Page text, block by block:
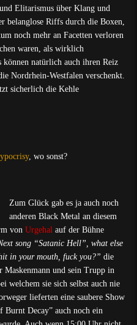
Elitarismus über Klang und
belanglose Riffs durch die Boxen,
noch mehr an Facetten verloren
waren, als wirklich
natürlich auch ihren Reiz
Nordrhein-Westfalen verschenkt.
sicherlich die Kehle
, wo sonst?
Zum Glück gab es ja auch noch
anderen Black Metal an diesem
von Urgehal auf der Bühne
song “Satanic Hell”, what else
in your mouth, fuck you?” die
Maskenmann und sein Trupp in
welchem sie sich selbst auch nie
lieferten eine saubere Show
Burnt Decay” auch noch ein